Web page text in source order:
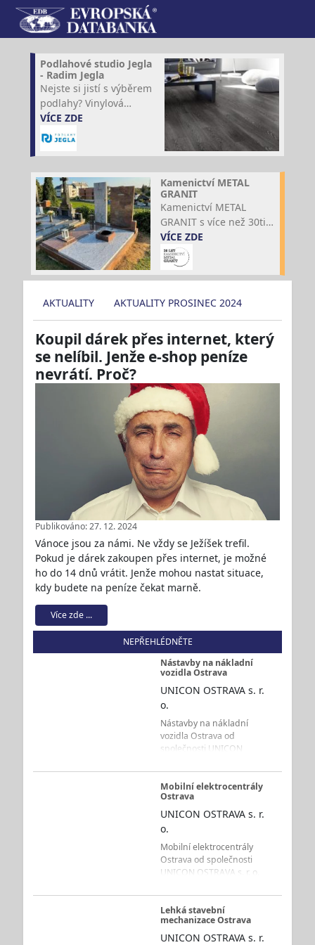
Podlahové studio Jegla
- Radim Jegla
Nejste si jistí s výběrem
podlahy? Vinylová
podlaha Therdex nabízí
luxusní vzhled, precizní
design a odolnost na
VÍCE ZDE
Kamenictví METAL
GRANIT
Kamenictví METAL
GRANIT s více než 30ti
letou tradicí vyrábí
pomníky, hřbitovní
doplňky i stavební
prvky. Věnují se také
VÍCE ZDE
AKTUALITY AKTUALITY PROSINEC 2024
Koupil dárek přes internet, který
se nelíbil. Jenže e-shop peníze
nevrátí. Proč?
Publikováno: 27. 12. 2024
Vánoce jsou za námi. Ne vždy se Ježíšek trefil.
Pokud je dárek zakoupen přes internet, je možné
ho do 14 dnů vrátit. Jenže mohou nastat situace,
kdy budete na peníze čekat marně.
Více zde ...
NEPŘEHLÉDNĚTE
Nástavby na nákladní
vozidla Ostrava
UNICON OSTRAVA s. r.
o.
Nástavby na nákladní
vozidla Ostrava od
společnosti UNICON
technická řešení pro
dopravu, manipulaci s
materiálem, kontejnery i
nakládku a vykládku zboží.
Firma působí na trhu od
Ostravy a celého
Moravskoslezského kraje
zajišťuje prodej, odborný
revize vozidlových nástaveb
a hydraulických systémů.
Portfolio zahrnuje
Mobilní elektrocentrály
Ostrava
UNICON OSTRAVA s. r.
o.
Mobilní elektrocentrály
Ostrava od společnosti
UNICON OSTRAVA s. r. o.
elektrické energie pro
stavební práce, řemeslné
činnosti, průmyslové
provozy i další místa, kde
Lehká stavební
mechanizace Ostrava
UNICON OSTRAVA s. r.